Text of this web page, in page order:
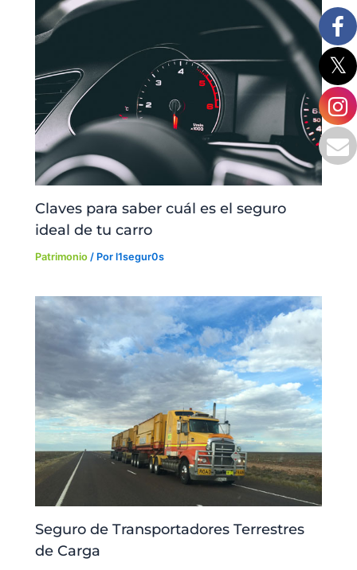
Claves para saber cuál es el seguro
ideal de tu carro
Patrimonio / Porl1segur0s
Seguro de Transportadores Terrestres
de Carga